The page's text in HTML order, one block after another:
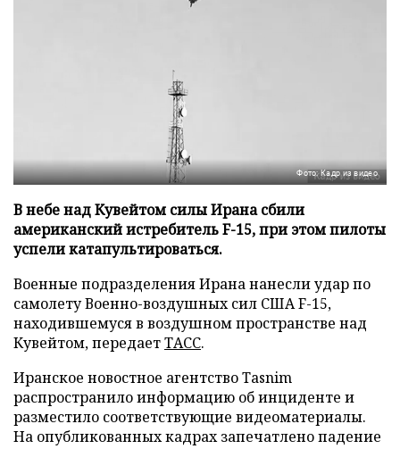
Фото: Кадр из видео
В небе над Кувейтом силы Ирана сбили
американский истребитель F-15, при этом пилоты
успели катапультироваться.
Военные подразделения Ирана нанесли удар по
самолету Военно-воздушных сил США F-15,
находившемуся в воздушном пространстве над
Кувейтом, передаетТАСС.
Иранское новостное агентство Tasnim
распространило информацию об инциденте и
разместило соответствующие видеоматериалы.
На опубликованных кадрах запечатлено падение